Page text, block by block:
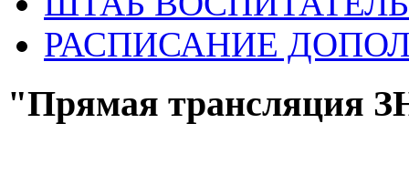
РАСПИСАНИЕ
"Прямая трансляция